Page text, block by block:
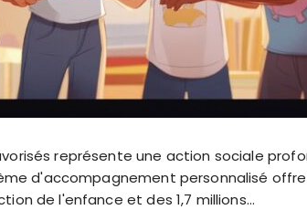
représente une action sociale
d'accompagnement personnalisé
de l'enfance et des 1,7 millions…